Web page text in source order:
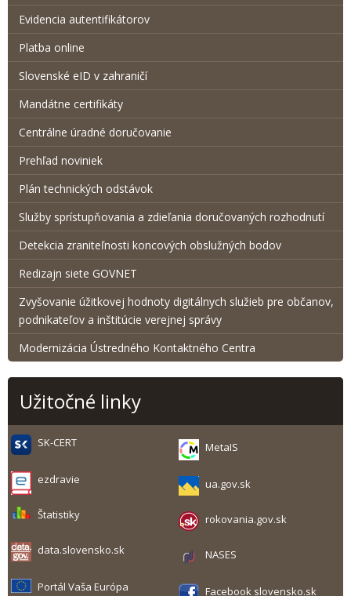
Evidencia autentifikátorov
Platba online
Slovenské eID v zahraničí
Mandátne certifikáty
Centrálne úradné doručovanie
Prehľad noviniek
Plán technických odstávok
Služby sprístupňovania a zdieľania doručovaných rozhodnutí
Detekcia zraniteľnosti koncových obslužných bodov
Redizajn siete GOVNET
Zvyšovanie úžitkovej hodnoty digitálnych služieb pre občanov,
podnikateľov a inštitúcie verejnej správy
Modernizácia Ústredného Kontaktného Centra
Užitočné linky
SK-CERT MetaIS
ezdravie ua.gov.sk
Štatistiky rokovania.gov.sk
data.slovensko.sk NASES
Portál Vaša Európa Facebook slovensko.sk